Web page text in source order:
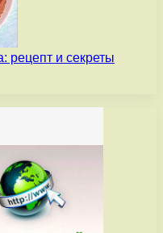
рецепт и секреты